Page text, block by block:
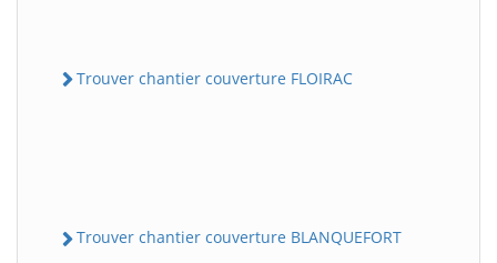
Trouver chantier couverture FLOIRAC
Trouver chantier couverture BLANQUEFORT